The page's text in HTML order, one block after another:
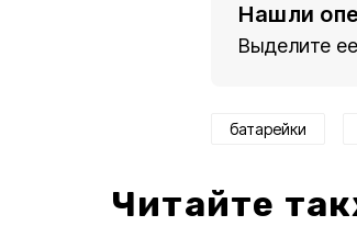
Нашли
Выделите
батарейки
Читайте